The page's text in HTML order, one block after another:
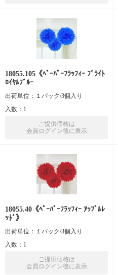
18055.105《ﾍﾟｰﾊﾟｰﾌﾗｯﾌｨｰ ﾌﾞﾗｲﾄ
ﾛｲﾔﾙﾌﾞﾙｰ
出荷単位：１パック/3個入り
入数：1
ご提供価格は
会員ログイン後に表示
18055.40《ﾍﾟｰﾊﾟｰﾌﾗｯﾌｨｰ ｱｯﾌﾟﾙﾚ
ｯﾄﾞ》
出荷単位：１パック/3個入り
入数：1
ご提供価格は
会員ログイン後に表示